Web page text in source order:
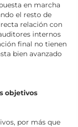
en marcha
el resto de
relación con
internos
final no tienen
bien avanzado
objetivos
por más que